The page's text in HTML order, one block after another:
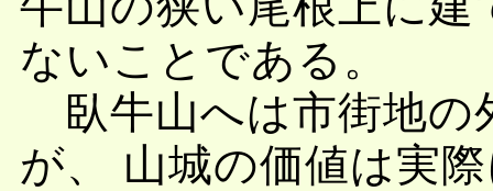
ないことである。
臥牛山へは市街地の
が、 山城の価値は実